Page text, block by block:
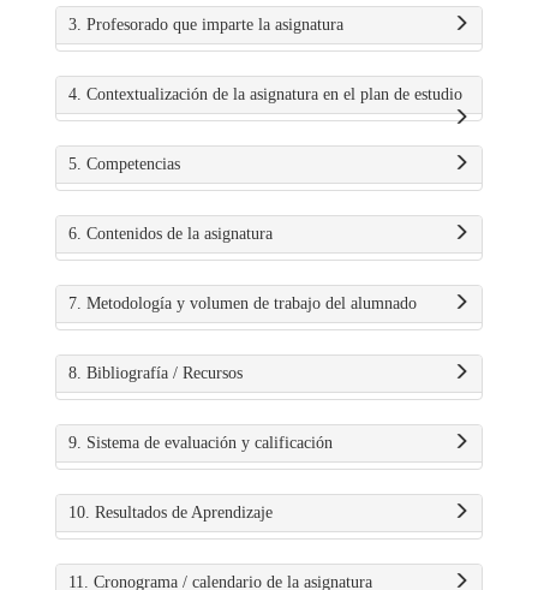
3. Profesorado que imparte la asignatura
4. Contextualización de la asignatura en el plan de estudio
5. Competencias
6. Contenidos de la asignatura
7. Metodología y volumen de trabajo del alumnado
8. Bibliografía / Recursos
9. Sistema de evaluación y calificación
10. Resultados de Aprendizaje
11. Cronograma / calendario de la asignatura